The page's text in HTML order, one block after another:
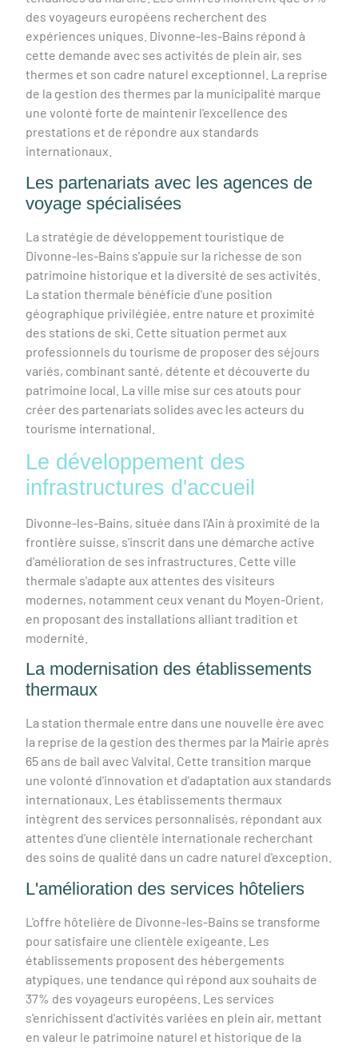
des voyageurs européens recherchent des
expériences uniques. Divonne-les-Bains répond à
cette demande avec ses activités de plein air, ses
thermes et son cadre naturel exceptionnel. La reprise
de la gestion des thermes par la municipalité marque
une volonté forte de maintenir l'excellence des
prestations et de répondre aux standards
internationaux.
Les partenariats avec les agences de
voyage spécialisées
La stratégie de développement touristique de
Divonne-les-Bains s'appuie sur la richesse de son
patrimoine historique et la diversité de ses activités.
La station thermale bénéficie d'une position
géographique privilégiée, entre nature et proximité
des stations de ski. Cette situation permet aux
professionnels du tourisme de proposer des séjours
variés, combinant santé, détente et découverte du
patrimoine local. La ville mise sur ces atouts pour
créer des partenariats solides avec les acteurs du
tourisme international.
Le développement des
infrastructures d'accueil
Divonne-les-Bains, située dans l'Ain à proximité de la
frontière suisse, s'inscrit dans une démarche active
d'amélioration de ses infrastructures. Cette ville
thermale s'adapte aux attentes des visiteurs
modernes, notamment ceux venant du Moyen-Orient,
en proposant des installations alliant tradition et
modernité.
La modernisation des établissements
thermaux
La station thermale entre dans une nouvelle ère avec
la reprise de la gestion des thermes par la Mairie après
65 ans de bail avec Valvital. Cette transition marque
une volonté d'innovation et d'adaptation aux standards
internationaux. Les établissements thermaux
intègrent des services personnalisés, répondant aux
attentes d'une clientèle internationale recherchant
des soins de qualité dans un cadre naturel d'exception.
L'amélioration des services hôteliers
L'offre hôtelière de Divonne-les-Bains se transforme
pour satisfaire une clientèle exigeante. Les
établissements proposent des hébergements
atypiques, une tendance qui répond aux souhaits de
37% des voyageurs européens. Les services
s'enrichissent d'activités variées en plein air, mettant
en valeur le patrimoine naturel et historique de la